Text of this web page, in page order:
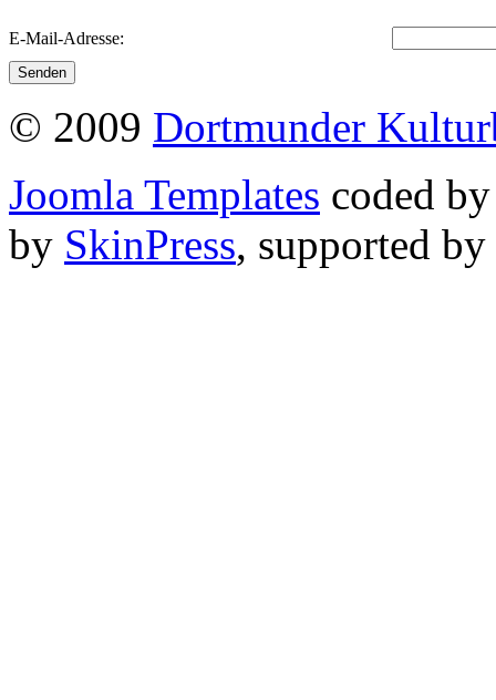
E-Mail-Adresse:
Senden
© 2009 Dortmunder
Joomla Templates coded
by SkinPress, supported by